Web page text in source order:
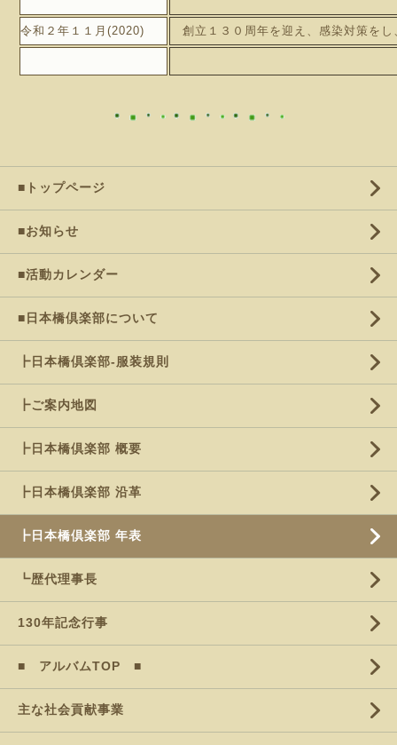
令和２年１１月(2020) 創立１３０周年を迎え、感染対策をし
■トップページ
■お知らせ
■活動カレンダー
■日本橋倶楽部について
┣日本橋倶楽部-服装規則
┣ご案内地図
┣日本橋倶楽部 概要
┣日本橋倶楽部 沿革
┣日本橋倶楽部 年表
┗歴代理事長
130年記念行事
■ アルバムTOP ■
主な社会貢献事業